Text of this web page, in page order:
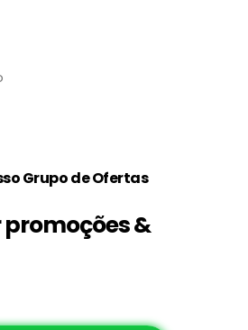
Grupo de Ofertas
&